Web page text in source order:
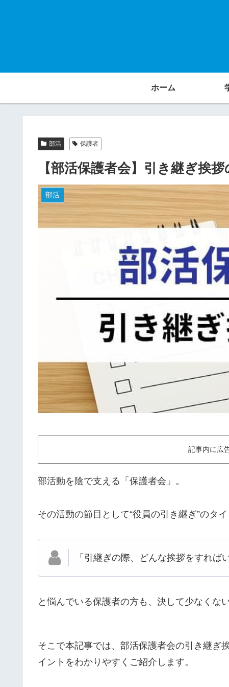
ホーム
部活 保護者
【部活保護者会】引き継ぎ挨
部活
記事内に広
部活動を陰で支える「保護者会」。
その活動の節目として“役員の引き継ぎ”のタ
「引継ぎの際、どんな挨拶をすれば
と悩んでいる保護者の方も、決して少なくな
そこで本記事では、部活保護者会の引き継ぎ
イントをわかりやすくご紹介します。